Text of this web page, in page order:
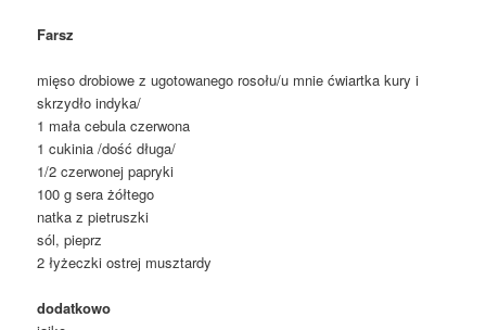
Farsz
mięso drobiowe z ugotowanego rosołu/u mnie ćwiartka kury i
skrzydło indyka/
1 mała cebula czerwona
1 cukinia /dość długa/
1/2 czerwonej papryki
100 g sera żółtego
natka z pietruszki
sól, pieprz
2 łyżeczki ostrej musztardy
dodatkowo